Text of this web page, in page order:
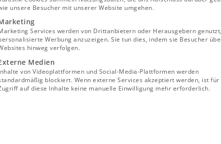
unsere Besucher mit unserer Website umgehen.
Services werden von Drittanbietern oder Herausgebern
Werbung anzuzeigen. Sie tun dies, indem sie Besucher
hinweg verfolgen.
Medien
von Videoplattformen und Social-Media-Plattformen werden
blockiert. Wenn externe Services akzeptiert werden, ist für
auf diese Inhalte keine manuelle Einwilligung mehr erforderlich.